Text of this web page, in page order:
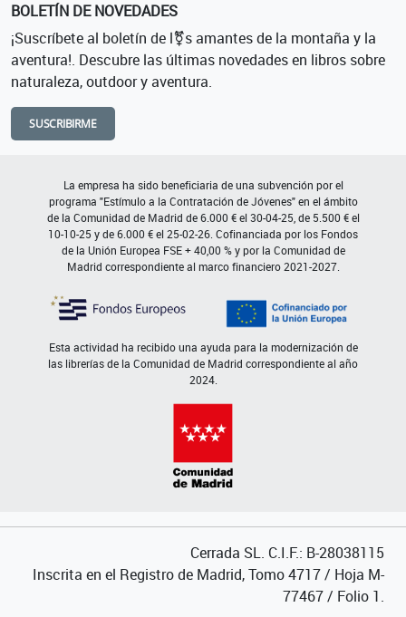
BOLETÍN DE NOVEDADES
¡Suscríbete al boletín de l⚧s amantes de la montaña y la
aventura!. Descubre las últimas novedades en libros sobre
naturaleza, outdoor y aventura.
SUSCRIBIRME
La empresa ha sido beneficiaria de una subvención por el
programa "Estímulo a la Contratación de Jóvenes" en el ámbito
de la Comunidad de Madrid de 6.000 € el 30-04-25, de 5.500 € el
10-10-25 y de 6.000 € el 25-02-26. Cofinanciada por los Fondos
de la Unión Europea FSE + 40,00 % y por la Comunidad de
Madrid correspondiente al marco financiero 2021-2027.
Esta actividad ha recibido una ayuda para la modernización de
las librerías de la Comunidad de Madrid correspondiente al año
2024.
Cerrada SL. C.I.F.: B-28038115
Inscrita en el Registro de Madrid, Tomo 4717 / Hoja M-
77467 / Folio 1.